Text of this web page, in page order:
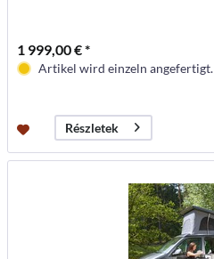
1 999,00 € *
Artikel wird einzeln angefertigt.
Részletek